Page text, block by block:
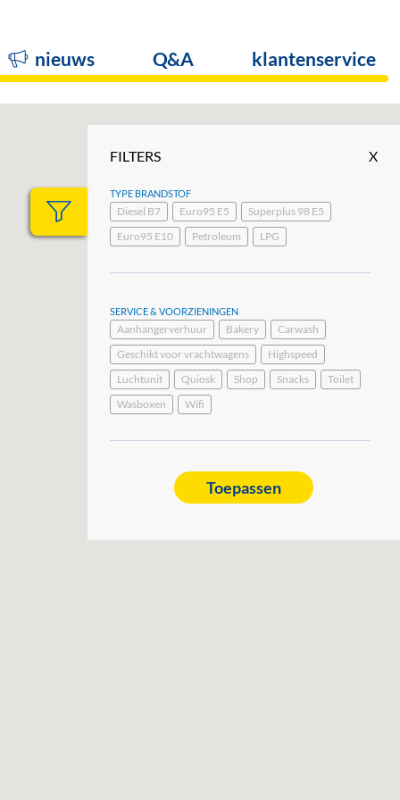
nieuws Q&A klantenservice
FILTERS X
TYPE BRANDSTOF
Diesel B7 Euro95 E5
Superplus 98 E5
Euro95 E10
Petroleum LPG
SERVICE & VOORZIENINGEN
Aanhangerverhuur Bakery
Carwash
Geschikt voor vrachtwagens
Highspeed
Luchtunit
Quiosk Shop Snacks
Toilet
Wasboxen
Wifi